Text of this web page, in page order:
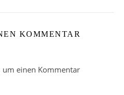
KOMMENTAR
um einen Kommentar